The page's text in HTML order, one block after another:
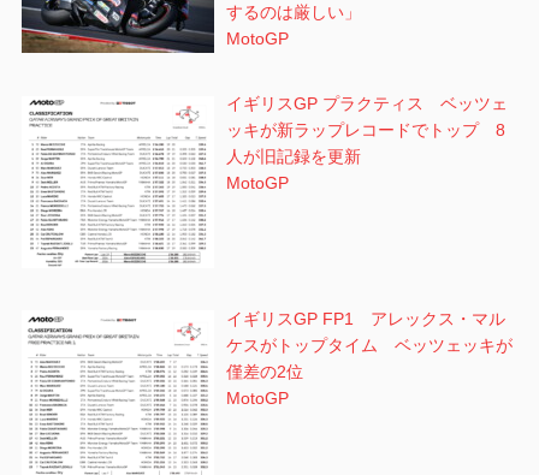
するのは厳しい」
MotoGP
イギリスGP プラクティス ベッツェ
ッキが新ラップレコードでトップ 8
人が旧記録を更新
MotoGP
イギリスGP FP1 アレックス・マル
ケスがトップタイム ベッツェッキが
僅差の2位
MotoGP